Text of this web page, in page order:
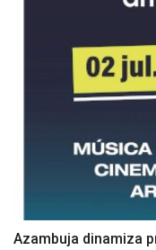
Azambuja dinamiza